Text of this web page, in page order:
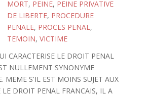
MORT, PEINE, PEINE PRIVATIVE
DE LIBERTE, PROCEDURE
PENALE, PROCES PENAL,
TEMOIN, VICTIME
CARACTERISE LE DROIT PENAL
NULLEMENT SYNONYME
MEME S'IL EST MOINS SUJET AUX
LE DROIT PENAL FRANCAIS, IL A